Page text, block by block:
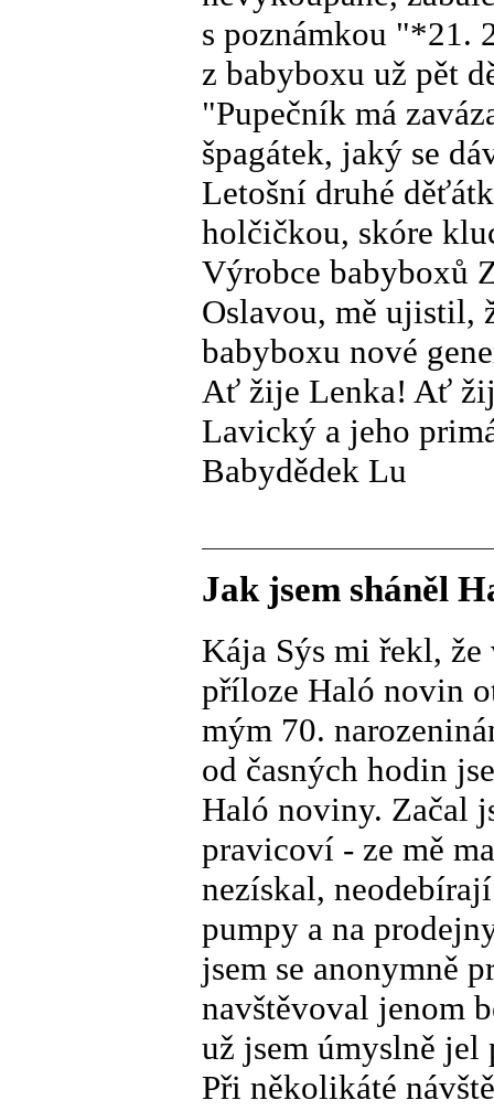
s poznámkou "*21.
z babyboxu už pět
"Pupečník má
špagátek, jaký se
Letošní druhé
holčičkou, skóre
Výrobce babyboxů
Oslavou, mě ujistil,
babyboxu nové
Ať žije Lenka! Ať
Lavický a jeho
Babydědek Lu
Jak jsem sháněl
Kája Sýs mi řekl,
příloze Haló novin
mým 70.
od časných hodin
Haló noviny. Začal
pravicoví - ze mě
nezískal,
pumpy a na
jsem se anonymně
navštěvoval jenom
už jsem úmyslně jel
Při několikáté